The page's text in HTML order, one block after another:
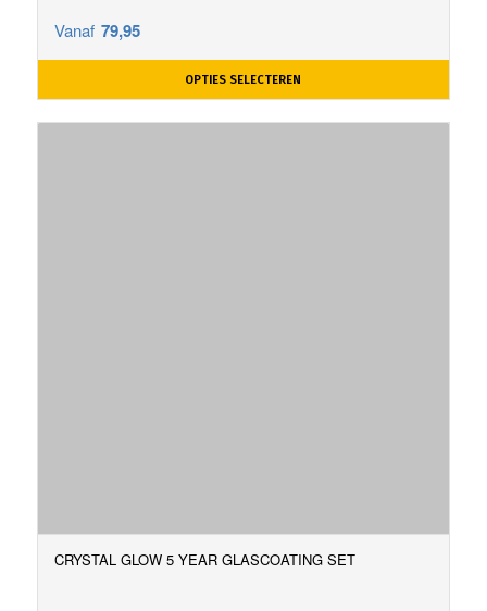
Vanaf 79,95
OPTIES SELECTEREN
CRYSTAL GLOW 5 YEAR GLASCOATING SET